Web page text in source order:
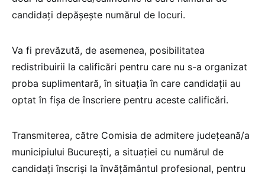
candidați depășește numărul de locuri.
Va fi prevăzută, de asemenea, posibilitatea
redistribuirii la calificări pentru care nu s-a organizat
proba suplimentară, în situația în care candidații au
optat în fișa de înscriere pentru aceste calificări.
Transmiterea, către Comisia de admitere județeană/a
municipiului București, a situației cu numărul de
candidați înscriși la învățământul profesional, pentru